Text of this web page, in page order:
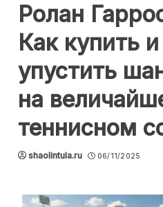
Ролан
Как купить
упустить
на
теннисном
shaolintula.ru 06/11/2025